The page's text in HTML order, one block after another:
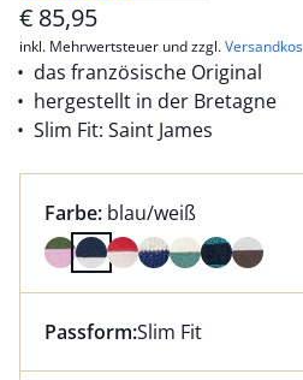
€ 85,95
inkl. Mehrwertsteuer und zzgl.
das französische Original
hergestellt in der Bretagne
Slim Fit: Saint James
Farbauswahl:
Farbe: aktuell ausgewählt:
blau/weiß
Farbe blau/weiß ausgewählt
Dieser Artikel hat die
Passform:Slim Fit